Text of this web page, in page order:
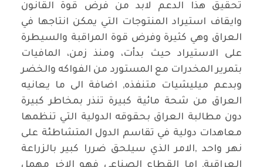
تحقيق هذا الدعم لابد من فرض قوة القانون
وايقاف استيراد المنتوجات التي يمكن انتاجها في
العراق وهي كثيرة وفرض قوة المراقبة والسيطرة
على الاستيراد حيث بدأت، ومنذ زمن، المافيات
بتمرير المخدرات مع المستورد من الفواكه والخضر
وبدعم ميليشيات متنفذه, اضافة الى ما يعانيه
العراق من شحة مائية كبيرة تنذر بمخاطر كبيرة
دون مطالبة العراق بحقوقه الدولية التي تنظمها
معاهدات دولية في تقاسم الدول المتشاطئة على
نهر واحد ,الامر الذي سيلحق ضررا كبير بالزراعة